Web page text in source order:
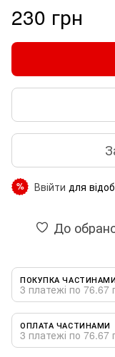
230 грн
% Ввійти для
До
ПОКУПКА ЧАСТИНАМИ
3 платежі по 76.67
ОПЛАТА ЧАСТИНАМИ
3 платежі по 76.67